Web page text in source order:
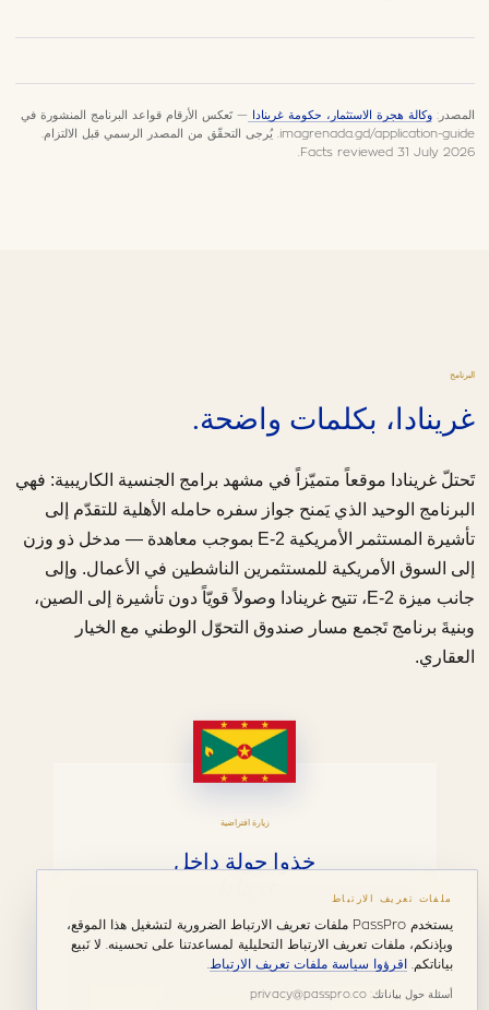
المصدر:وكالة هجرة الاستثمار، حكومة غرينادا— تَعكس الأرقام قواعد البرنامج المنشورة في
imagrenada.gd/application-guide. يُرجى التحقّق من المصدر الرسمي قبل الالتزام.
Facts reviewed 31 July 2026.
البرنامج
غرينادا، بكلمات واضحة.
تَحتلّ غرينادا موقعاً متميّزاً في مشهد برامج الجنسية الكاريبية: فهي
البرنامج الوحيد الذي يَمنح جواز سفره حامله الأهلية للتقدّم إلى
تأشيرة المستثمر الأمريكية E-2 بموجب معاهدة — مدخل ذو وزن
إلى السوق الأمريكية للمستثمرين الناشطين في الأعمال. وإلى
جانب ميزة E-2، تتيح غرينادا وصولاً قويّاً دون تأشيرة إلى الصين،
وبنيةَ برنامج تَجمع مسار صندوق التحوّل الوطني مع الخيار
العقاري.
زيارة افتراضية
خذوا جولة داخل
جولة بصرية مُرشَدة في الجزيرة — الأماكن، الألوان،
الإحساس بالمقياس. قبل أن تَختاروا برنامجاً، اطّلعوا
على البلد.
ملفات تعريف الارتباط
يستخدم PassPro ملفات تعريف الارتباط الضرورية لتشغيل هذا الموقع،
وبإذنكم، ملفات تعريف الارتباط التحليلية لمساعدتنا على تحسينه. لا نَبيع
بياناتكم.
اقرؤوا سياسة ملفات تعريف الارتباط.
أسئلة حول بياناتك: privacy@passpro.co